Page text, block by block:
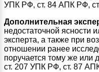
УПК РФ, ст. 84 АПК РФ,
Дополнительная
недостаточной ясности
эксперта, а также при
отношении ранее
поручается тому же или
ст. 207 УПК РФ, ст. 87